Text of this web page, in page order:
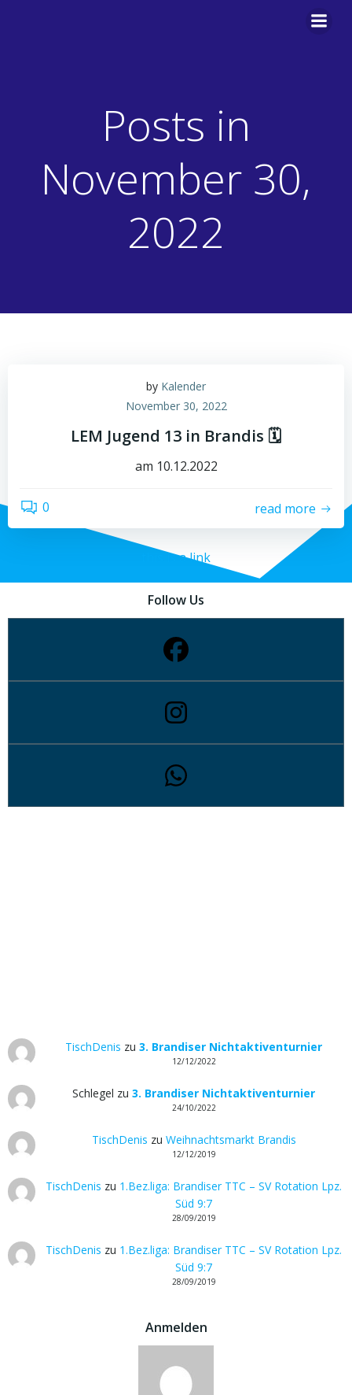
Posts in
November 30,
2022
by Kalender
November 30, 2022
LEM Jugend 13 in Brandis 🗓
am 10.12.2022
0 read more
this is a link
Follow Us
TischDenis zu3. Brandiser Nichtaktiventurnier
12/12/2022
Schlegel zu3. Brandiser Nichtaktiventurnier
24/10/2022
TischDenis zu Weihnachtsmarkt Brandis
12/12/2019
TischDenis zu 1.Bez.liga: Brandiser TTC – SV Rotation Lpz.
Süd 9:7
28/09/2019
TischDenis zu 1.Bez.liga: Brandiser TTC – SV Rotation Lpz.
Süd 9:7
28/09/2019
Anmelden